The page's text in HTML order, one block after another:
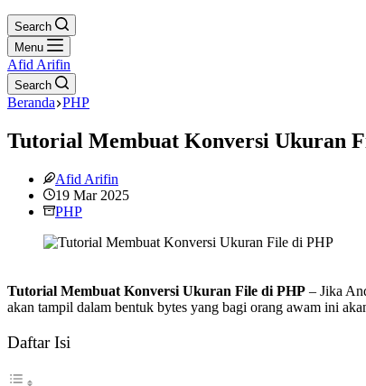
Search
Menu
Afid Arifin
Search
Beranda PHP
Tutorial Membuat Konversi Ukuran
Afid Arifin
19 Mar 2025
PHP
Tutorial Membuat Konversi Ukuran File di PHP – Jika
akan tampil dalam bentuk bytes yang bagi orang awam ini
Daftar Isi